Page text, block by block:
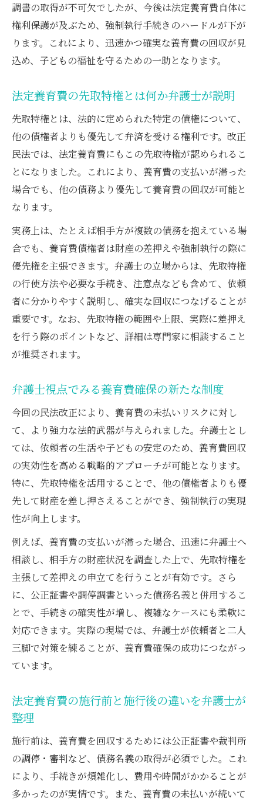
養育費回収を確実にする弁護士の実践ポイ
ント
改正民法施行後の弁護士による強制執行の
女性の安心を支える養育費先取特権の実際
弁護士が語る女性のための養育費先取特権
活用法
先取特権で子どもの生活を守る弁護士の提
案
弁護士による安心できる養育費確保の実例
改正民法で叶う女性の安心と弁護士の支援
養育費先取特権はいつから活用可能か徹底解説
弁護士が解説する養育費先取特権の開始時
期
施行前離婚でも弁護士が活用をサポート
養育費先取特権の適用時期を弁護士が明確
化
ント
説
強制執行を見据えた弁護士の戦略的対応術
弁護士が伝授する強制執行の実践テクニッ
ク
先取特権を活かした強制執行の弁護士戦略
弁護士が語る財産特定と迅速回収のコツ
改正民法対応の強制執行書類を弁護士が解
説
弁護士が示す情報収集と差押えの流れ
調書の取得が不可欠でしたが、今後は法定養育費自体に
権利保護が及ぶため、強制執行手続きのハードルが下が
ります。これにより、迅速かつ確実な養育費の回収が見
込め、子どもの福祉を守るための一助となります。
法定養育費の先取特権とは何か弁護士が説明
先取特権とは、法的に定められた特定の債権について、
他の債権者よりも優先して弁済を受ける権利です。改正
民法では、法定養育費にもこの先取特権が認められるこ
とになりました。これにより、養育費の支払いが滞った
場合でも、他の債務より優先して養育費の回収が可能と
なります。
実務上は、たとえば相手方が複数の債務を抱えている場
合でも、養育費債権者は財産の差押えや強制執行の際に
優先権を主張できます。弁護士の立場からは、先取特権
の行使方法や必要な手続き、注意点なども含めて、依頼
者に分かりやすく説明し、確実な回収につなげることが
重要です。なお、先取特権の範囲や上限、実際に差押え
を行う際のポイントなど、詳細は専門家に相談すること
が推奨されます。
弁護士視点でみる養育費確保の新たな制度
今回の民法改正により、養育費の未払いリスクに対し
て、より強力な法的武器が与えられました。弁護士とし
ては、依頼者の生活や子どもの安定のため、養育費回収
の実効性を高める戦略的アプローチが可能となります。
特に、先取特権を活用することで、他の債権者よりも優
先して財産を差し押さえることができ、強制執行の実現
性が向上します。
例えば、養育費の支払いが滞った場合、迅速に弁護士へ
相談し、相手方の財産状況を調査した上で、先取特権を
主張して差押えの申立てを行うことが有効です。さら
に、公正証書や調停調書といった債務名義と併用するこ
とで、手続きの確実性が増し、複雑なケースにも柔軟に
対応できます。実際の現場では、弁護士が依頼者と二人
三脚で対策を練ることが、養育費確保の成功につながっ
ています。
法定養育費の施行前と施行後の違いを弁護士が
整理
施行前は、養育費を回収するためには公正証書や裁判所
の調停・審判など、債務名義の取得が必須でした。これ
により、手続きが煩雑化し、費用や時間がかかることが
多かったのが実情です。また、養育費の未払いが続いて